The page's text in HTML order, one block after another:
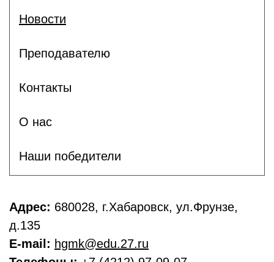
Новости
Преподавателю
Контакты
О нас
Наши победители
Адрес: 680028, г.Хабаровск, ул.Фрунзе,
д.135
E-mail: hgmk@edu.27.ru